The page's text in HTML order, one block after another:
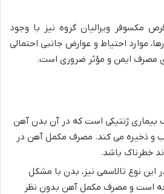
مکسوفر ویرالیان گروه نیز با وجود
موارد احتیاط و عوارض جانبی احتمالی
مصرف ایمن و مؤثر ضروری است.
بیماری ژنتیکی است که در آن بدن آهن
و ذخیره می کند. مصرف مکمل آهن در
خطرناک باشد.
این نوع تالاسمی نیز، بدن با مشکل
است و مصرف مکمل آهن بدون نظر